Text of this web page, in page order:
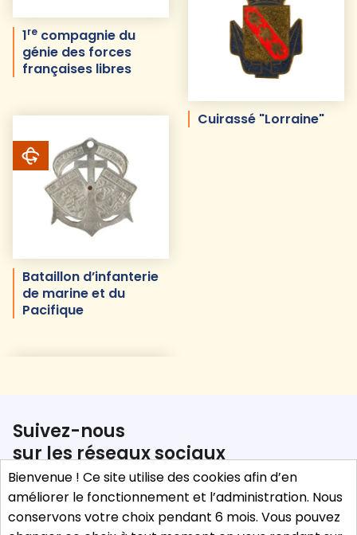
Bienvenue ! Ce site utilise des cookies afin d’en
améliorer le fonctionnement et l’administration. Nous
conservons votre choix pendant 6 mois. Vous pouvez
1re compagnie du
génie des forces
françaises libres
Bataillon d’infanterie
de marine et du
Pacifique
Cuirassé "Lorraine"
Suivez-nous
sur les réseaux sociaux
facebookX (anciennement Twitter)
instagramyoutube